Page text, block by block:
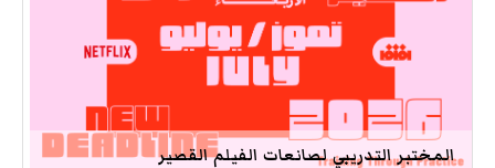
المختبر التدريبي لصانعات الفيلم القصير